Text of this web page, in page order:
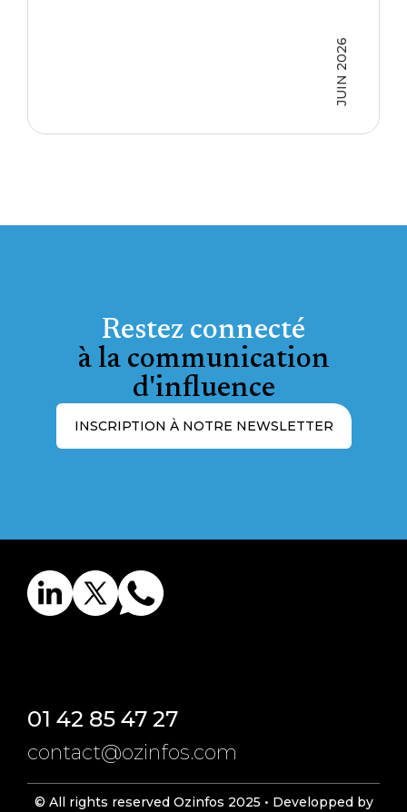
JUIN 2026
Restez connecté
à la communication
d'influence
INSCRIPTION À NOTRE NEWSLETTER
contact@ozinfos.com
01 42 85 47 27
© All rights reserved Ozinfos 2025 • Developped by